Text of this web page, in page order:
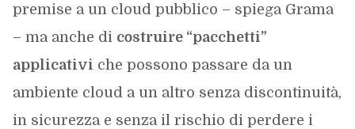
premise a un cloud pubblico – spiega Grama
– ma anche di costruire “pacchetti”
applicativi che possono passare da un
ambiente cloud a un altro senza discontinuità,
in sicurezza e senza il rischio di perdere i